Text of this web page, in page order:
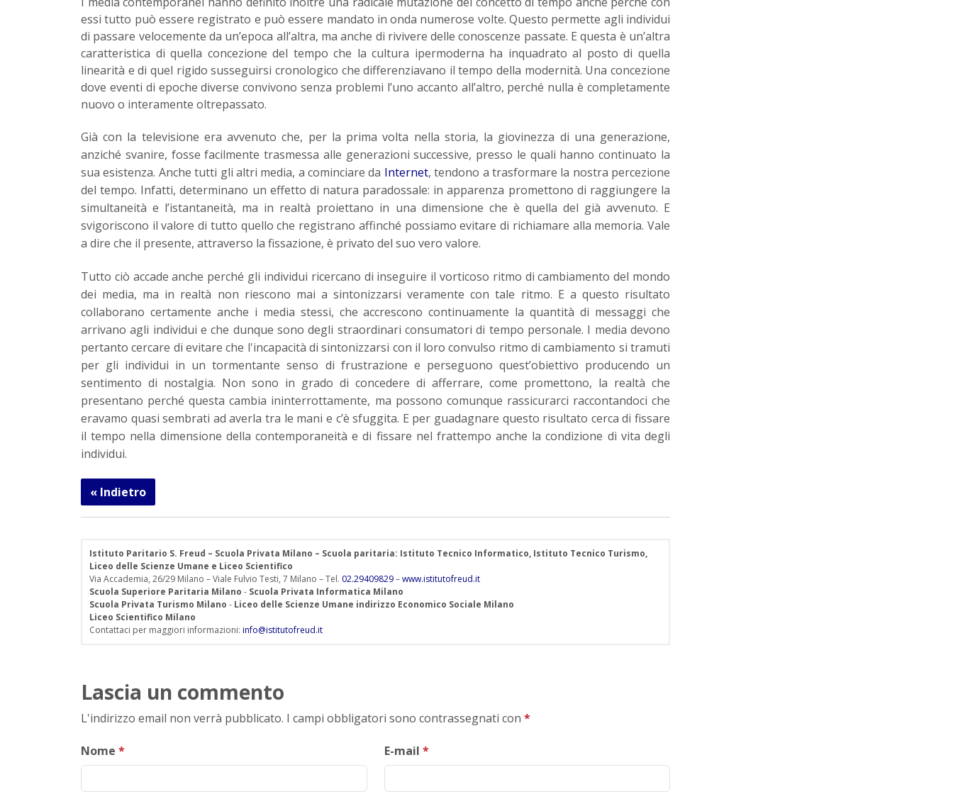
essi tutto può essere registrato e può essere mandato in onda numerose volte. Questo permette agli individui
di passare velocemente da un’epoca all’altra, ma anche di rivivere delle conoscenze passate. E questa è un’altra
caratteristica di quella concezione del tempo che la cultura ipermoderna ha inquadrato al posto di quella
linearità e di quel rigido susseguirsi cronologico che differenziavano il tempo della modernità. Una concezione
dove eventi di epoche diverse convivono senza problemi l’uno accanto all’altro, perché nulla è completamente
nuovo o interamente oltrepassato.
Già con la televisione era avvenuto che, per la prima volta nella storia, la giovinezza di una generazione,
anziché svanire, fosse facilmente trasmessa alle generazioni successive, presso le quali hanno continuato la
sua esistenza. Anche tutti gli altri media, a cominciare da Internet, tendono a trasformare la nostra percezione
del tempo. Infatti, determinano un effetto di natura paradossale: in apparenza promettono di raggiungere la
simultaneità e l’istantaneità, ma in realtà proiettano in una dimensione che è quella del già avvenuto. E
svigoriscono il valore di tutto quello che registrano affinché possiamo evitare di richiamare alla memoria. Vale
a dire che il presente, attraverso la fissazione, è privato del suo vero valore.
Tutto ciò accade anche perché gli individui ricercano di inseguire il vorticoso ritmo di cambiamento del mondo
dei media, ma in realtà non riescono mai a sintonizzarsi veramente con tale ritmo. E a questo risultato
collaborano certamente anche i media stessi, che accrescono continuamente la quantità di messaggi che
arrivano agli individui e che dunque sono degli straordinari consumatori di tempo personale. I media devono
pertanto cercare di evitare che l'incapacità di sintonizzarsi con il loro convulso ritmo di cambiamento si tramuti
per gli individui in un tormentante senso di frustrazione e perseguono quest’obiettivo producendo un
sentimento di nostalgia. Non sono in grado di concedere di afferrare, come promettono, la realtà che
presentano perché questa cambia ininterrottamente, ma possono comunque rassicurarci raccontandoci che
eravamo quasi sembrati ad averla tra le mani e c’è sfuggita. E per guadagnare questo risultato cerca di fissare
il tempo nella dimensione della contemporaneità e di fissare nel frattempo anche la condizione di vita degli
individui.
« Indietro
Istituto Paritario S. Freud – Scuola Privata Milano – Scuola paritaria: Istituto Tecnico Informatico, Istituto Tecnico Turismo,
Liceo delle Scienze Umane e Liceo Scientifico
Via Accademia, 26/29 Milano – Viale Fulvio Testi, 7 Milano – Tel. 02.29409829–www.istitutofreud.it
Scuola Superiore Paritaria Milano - Scuola Privata Informatica Milano
Scuola Privata Turismo Milano - Liceo delle Scienze Umane indirizzo Economico Sociale Milano
Liceo Scientifico Milano
Contattaci per maggiori informazioni: info@istitutofreud.it
Lascia un commento
L'indirizzo email non verrà pubblicato. I campi obbligatori sono contrassegnati con *
Nome * E-mail *